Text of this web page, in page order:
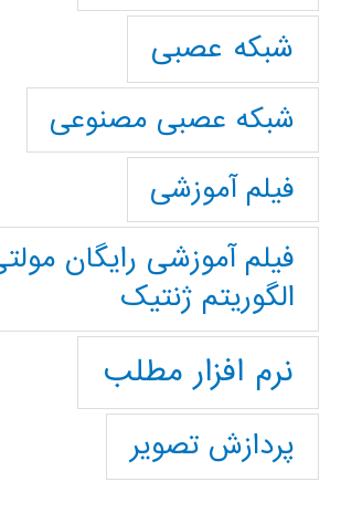
شبکه عصبی
شبکه عصبی مصنوعی
فیلم آموزشی
فیلم آموزشی رایگان
الگوریتم ژنتیک
نرم افزار مطلب
پردازش تصویر